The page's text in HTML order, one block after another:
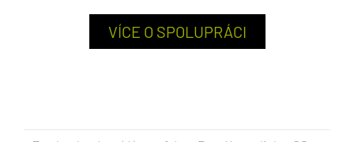
VÍCE O SPOLUPRÁCI